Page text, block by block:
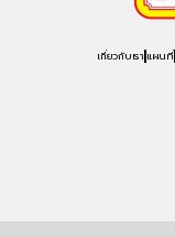
เกี่ยวกับเรา แผนที่